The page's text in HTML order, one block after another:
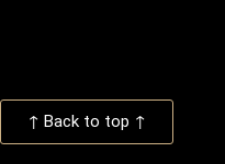
↑ Back to top ↑